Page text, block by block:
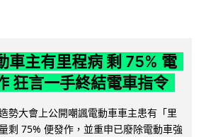
車主有里程病 剩 75% 電
狂言一手終結電車指令
勢大會上公開嘲諷電動車車主患有「里
剩 75% 便發作，並重申已廢除電動車強